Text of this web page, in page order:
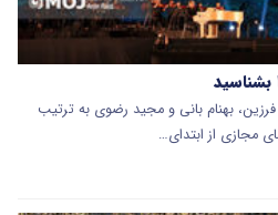
بشناسید
بهنام بانی و مجید رضوی به ترتیب
مجازی از ابتدای…